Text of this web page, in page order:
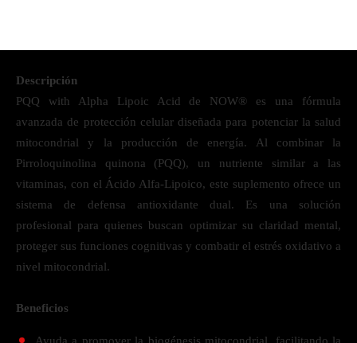
Descripción
PQQ with Alpha Lipoic Acid de NOW® es una fórmula
avanzada de protección celular diseñada para potenciar la salud
mitocondrial y la producción de energía. Al combinar la
Pirroloquinolina quinona (PQQ), un nutriente similar a las
vitaminas, con el Ácido Alfa-Lipoico, este suplemento ofrece un
sistema de defensa antioxidante dual. Es una solución
profesional para quienes buscan optimizar su claridad mental,
proteger sus funciones cognitivas y combatir el estrés oxidativo a
nivel mitocondrial.
Beneficios